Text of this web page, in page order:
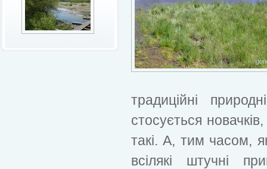
традиційні
стосується
такі. А, тим часом,
всілякі штучні